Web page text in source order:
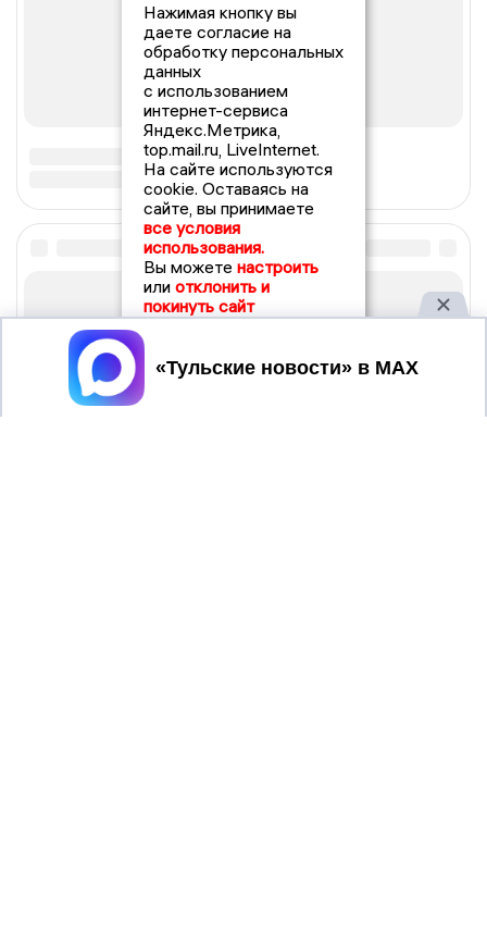
Нажимая кнопку вы
даете согласие на
обработку персональных
данных
с использованием
интернет-сервиса
Яндекс.Метрика,
top.mail.ru, LiveInternet.
На сайте используются
cookie. Оставаясь на
сайте, вы принимаете
все условия
использования.
Вы можете настроить
или отклонить и
покинуть сайт
Принять